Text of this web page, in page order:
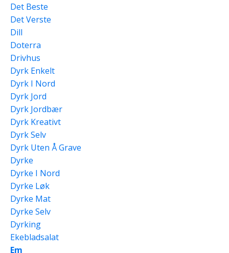
Det Beste
Det Verste
Dill
Doterra
Drivhus
Dyrk Enkelt
Dyrk I Nord
Dyrk Jord
Dyrk Jordbær
Dyrk Kreativt
Dyrk Selv
Dyrk Uten Å Grave
Dyrke
Dyrke I Nord
Dyrke Løk
Dyrke Mat
Dyrke Selv
Dyrking
Ekebladsalat
Em